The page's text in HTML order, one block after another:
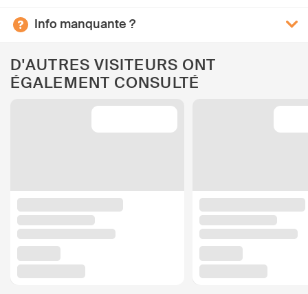
Info manquante ?
D'AUTRES VISITEURS ONT
ÉGALEMENT CONSULTÉ